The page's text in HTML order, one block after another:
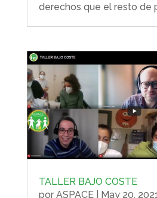
derechos que el resto de
TALLER BAJO COSTE
por ASPACE| May 20,